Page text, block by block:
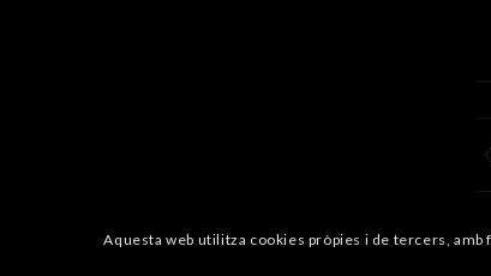
Aquesta web utilitza cookies pròpies i de tercers,